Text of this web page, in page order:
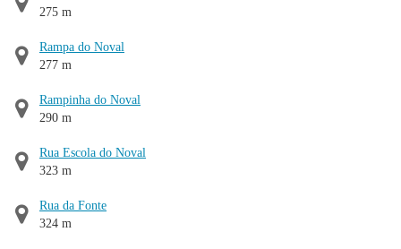
275 m
Rampa do Noval
277 m
Rampinha do Noval
290 m
Rua Escola do Noval
323 m
Rua da Fonte
324 m